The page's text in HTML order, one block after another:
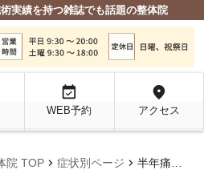
実績を持つ雑誌でも話題の整体院
event_available
WEB予約
location_on
アクセス
院 TOP chevron_right 症状別ページ chevron_right 半年痛い８０代の腰痛患者様